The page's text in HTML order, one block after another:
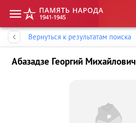
Вернуться к результатам поиска
Абазадзе Георгий Михайлович
Память народа